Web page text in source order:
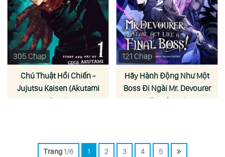
305 Chap
Chú Thuật Hồi Chiến -
Jujutsu Kaisen (Akutami
Gege)
121 Chap
Hãy Hành Động Như Một
Boss Đi Ngài Mr. Devourer
(Sancheon)
Trang 1/6 1 2 3 4 5